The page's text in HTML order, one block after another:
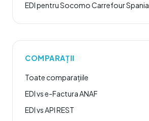
EDI pentru Socomo Carrefour Spania
COMPARAȚII
Toate comparațiile
EDI vs e-Factura ANAF
EDI vs API REST